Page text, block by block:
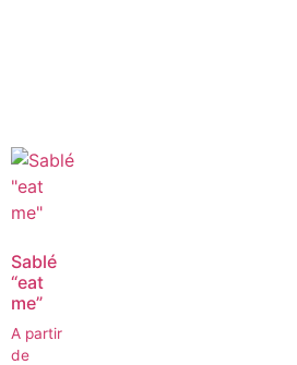
Sablé
“eat
me”
A partir
de